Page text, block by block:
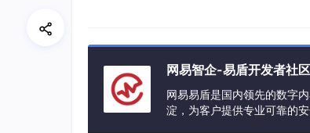
源的核心工具。
二、双平台落地：tcpdump
移动设备的系统封闭性（尤其是 iOS
网易智企-易盾开发者社区
网易易盾是国内领先的数字
淀，为客户提供专业可靠的